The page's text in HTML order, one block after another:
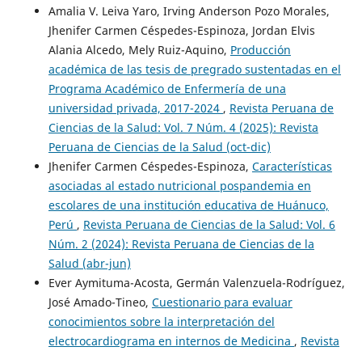
Amalia V. Leiva Yaro, Irving Anderson Pozo Morales,
Jhenifer Carmen Céspedes-Espinoza, Jordan Elvis
Alania Alcedo, Mely Ruiz-Aquino, Producción
académica de las tesis de pregrado sustentadas en el
Programa Académico de Enfermería de una
universidad privada, 2017-2024 , Revista Peruana de
Ciencias de la Salud: Vol. 7 Núm. 4 (2025): Revista
Peruana de Ciencias de la Salud (oct-dic)
Jhenifer Carmen Céspedes-Espinoza, Características
asociadas al estado nutricional pospandemia en
escolares de una institución educativa de Huánuco,
Perú , Revista Peruana de Ciencias de la Salud: Vol. 6
Núm. 2 (2024): Revista Peruana de Ciencias de la
Salud (abr-jun)
Ever Aymituma-Acosta, Germán Valenzuela-Rodríguez,
José Amado-Tineo, Cuestionario para evaluar
conocimientos sobre la interpretación del
electrocardiograma en internos de Medicina , Revista